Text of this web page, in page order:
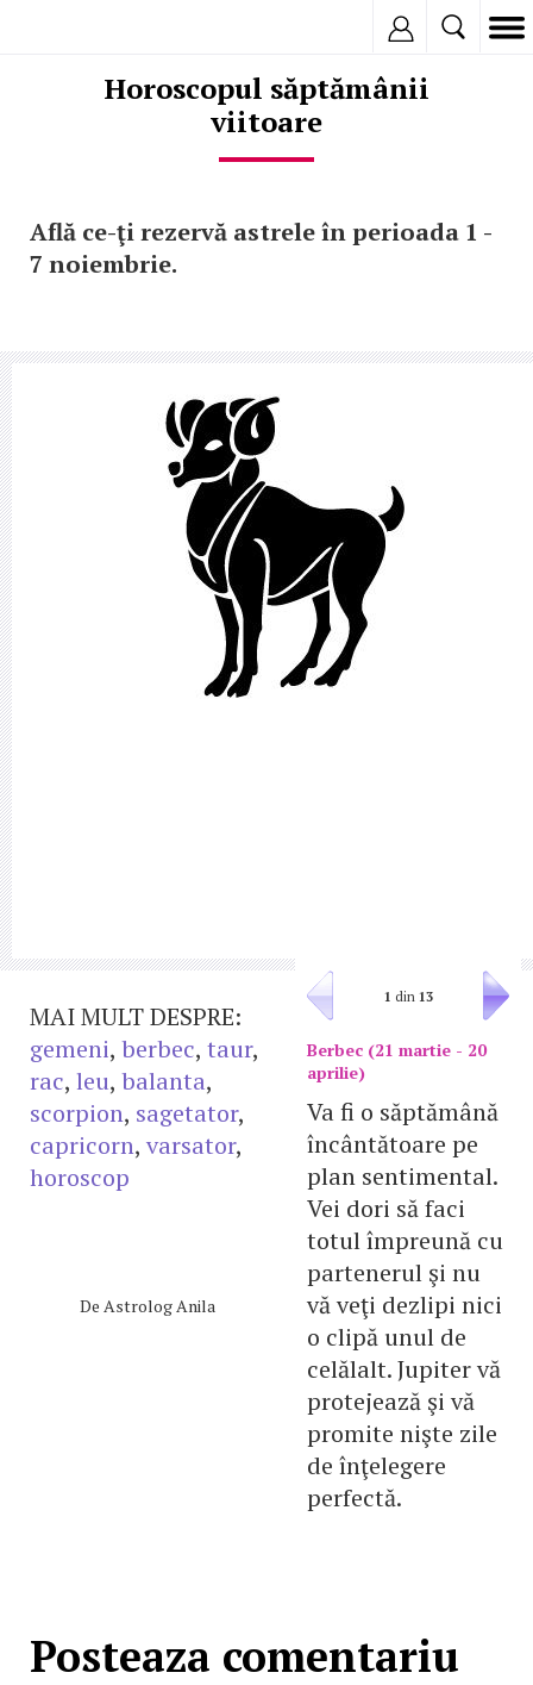
Horoscopul săptămânii
viitoare
Află ce-ţi rezervă astrele în perioada 1 -
7 noiembrie.
1 din 13
Berbec (21 martie - 20
aprilie)
Va fi o săptămână
încântătoare pe
plan sentimental.
Vei dori să faci
totul împreună cu
partenerul şi nu
vă veţi dezlipi nici
o clipă unul de
celălalt. Jupiter vă
protejează şi vă
promite nişte zile
de înţelegere
perfectă.
MAI MULT DESPRE:
gemeni, berbec, taur,
rac, leu, balanta,
scorpion, sagetator,
capricorn, varsator,
horoscop
De Astrolog Anila
Posteaza comentariu